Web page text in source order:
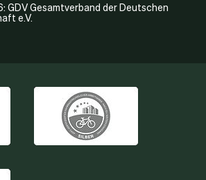
GDV Gesamtverband der Deutschen
e.V.